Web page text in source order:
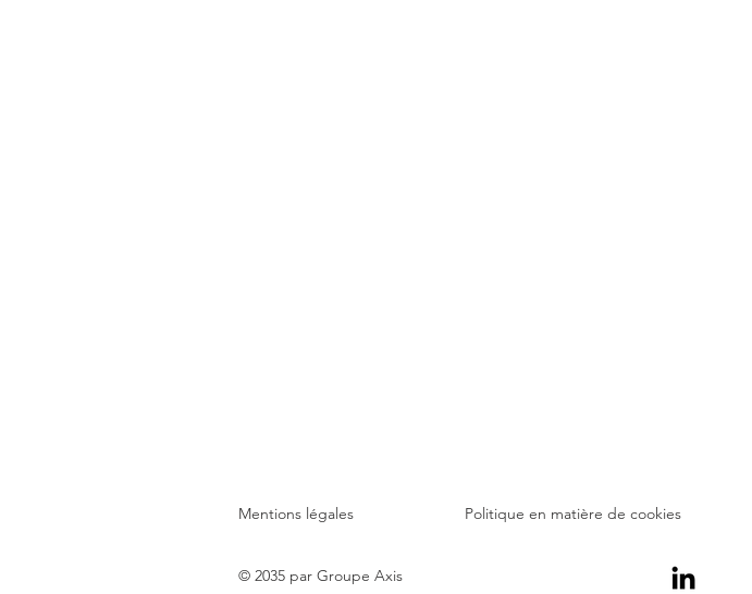
Mentions légales Politique en matière de cookies
© 2035 par Groupe Axis